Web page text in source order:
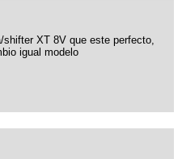
XT 8V que este perfecto,
igual modelo